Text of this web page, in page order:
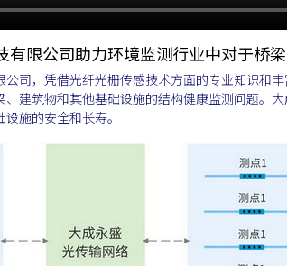
有限公司助力环境监测行业中对于桥
公司，凭借光纤光栅传感技术方面的专业知识和
建筑物和其他基础设施的结构健康监测问题。
施的安全和长寿。